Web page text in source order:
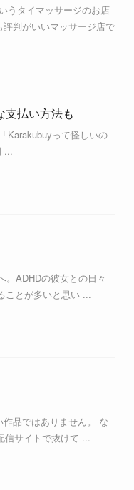
うタイマッサージのお店
判がいいマッサージ店で
支払い方法も
Karakubuyって怪しいの
...
ADHDの彼女との日々
ことが多いと思い ...
品ではありません。 な
信サイトで抜けて ...